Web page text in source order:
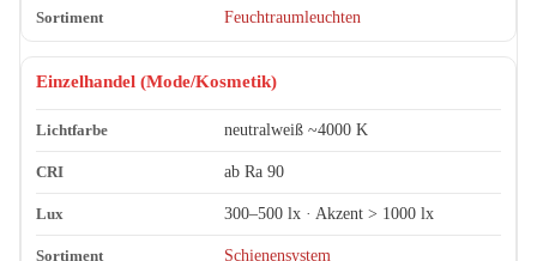
Feuchtraumleuchten
Einzelhandel (Mode/Kosmetik)
neutralweiß ~4000 K
ab Ra 90
300–500 lx · Akzent > 1000 lx
Schienensystem